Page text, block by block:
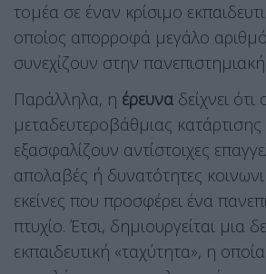
τομέα σε έναν κρίσιμο
οποίος απορροφά μεγάλο
συνεχίζουν στην
Παράλληλα, η έρευνα δείχνει ότι
μεταδευτεροβάθμιας κατάρτισης
εξασφαλίζουν αντίστοιχες
απολαβές ή δυνατότητες
εκείνες που προσφέρει ένα
πτυχίο. Έτσι, δημιουργείται μια
εκπαιδευτική «ταχύτητα», η